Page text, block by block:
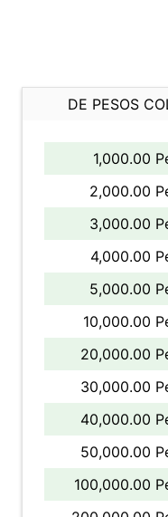
DE PESOS
1,000.00
2,000.00
3,000.00
4,000.00
5,000.00
10,000.00
20,000.00
30,000.00
40,000.00
50,000.00
100,000.00